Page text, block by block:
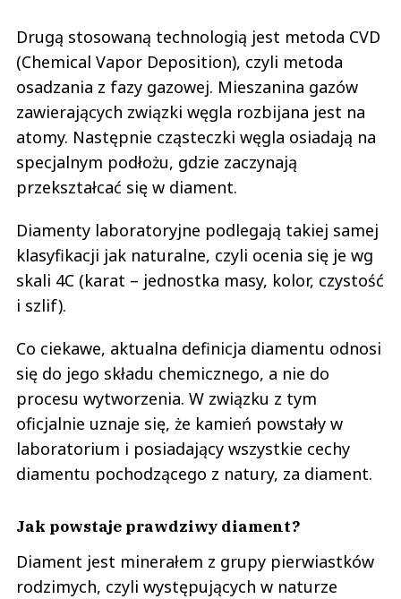
Drugą stosowaną technologią jest metoda CVD
(Chemical Vapor Deposition), czyli metoda
osadzania z fazy gazowej. Mieszanina gazów
zawierających związki węgla rozbijana jest na
atomy. Następnie cząsteczki węgla osiadają na
specjalnym podłożu, gdzie zaczynają
przekształcać się w diament.
Diamenty laboratoryjne podlegają takiej samej
klasyfikacji jak naturalne, czyli ocenia się je wg
skali 4C (karat – jednostka masy, kolor, czystość
i szlif).
Co ciekawe, aktualna definicja diamentu odnosi
się do jego składu chemicznego, a nie do
procesu wytworzenia. W związku z tym
oficjalnie uznaje się, że kamień powstały w
laboratorium i posiadający wszystkie cechy
diamentu pochodzącego z natury, za diament.
Jak powstaje prawdziwy diament?
Diament jest minerałem z grupy pierwiastków
rodzimych, czyli występujących w naturze